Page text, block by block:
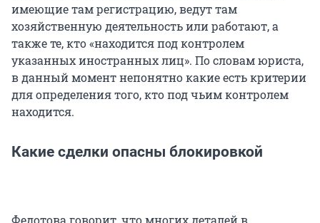
имеющие там регистрацию, ведут там
хозяйственную деятельность или работают, а
также те, кто «находится под контролем
указанных иностранных лиц». По словам юриста,
в данный момент непонятно какие есть критерии
для определения того, кто под чьим контролем
находится.
Какие сделки опасны блокировкой
Федотова говорит, что многих деталей в